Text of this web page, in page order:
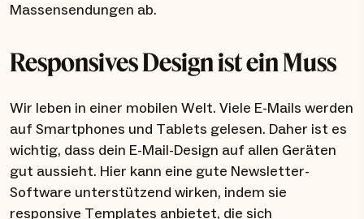
Massensendungen ab.
Responsives Design ist ein Muss
Wir leben in einer mobilen Welt. Viele E-Mails werden
auf Smartphones und Tablets gelesen. Daher ist es
wichtig, dass dein E-Mail-Design auf allen Geräten
gut aussieht. Hier kann eine gute Newsletter-
Software unterstützend wirken, indem sie
responsive Templates anbietet, die sich